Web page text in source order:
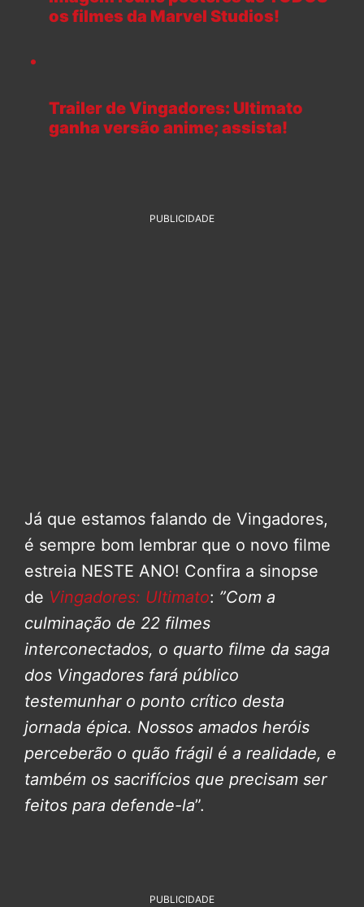
os filmes da Marvel Studios!
Trailer de Vingadores: Ultimato
ganha versão anime; assista!
PUBLICIDADE
Já que estamos falando de Vingadores,
é sempre bom lembrar que o novo filme
estreia NESTE ANO! Confira a sinopse
de Vingadores: Ultimato: ”Com a
culminação de 22 filmes
interconectados, o quarto filme da saga
dos Vingadores fará público
testemunhar o ponto crítico desta
jornada épica. Nossos amados heróis
perceberão o quão frágil é a realidade, e
também os sacrifícios que precisam ser
feitos para defende-la”.
PUBLICIDADE